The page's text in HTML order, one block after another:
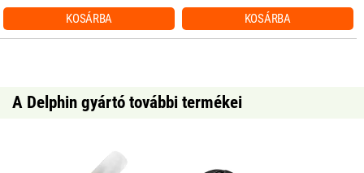
KOSÁRBA KOSÁRBA
A Delphin gyártó további termékei